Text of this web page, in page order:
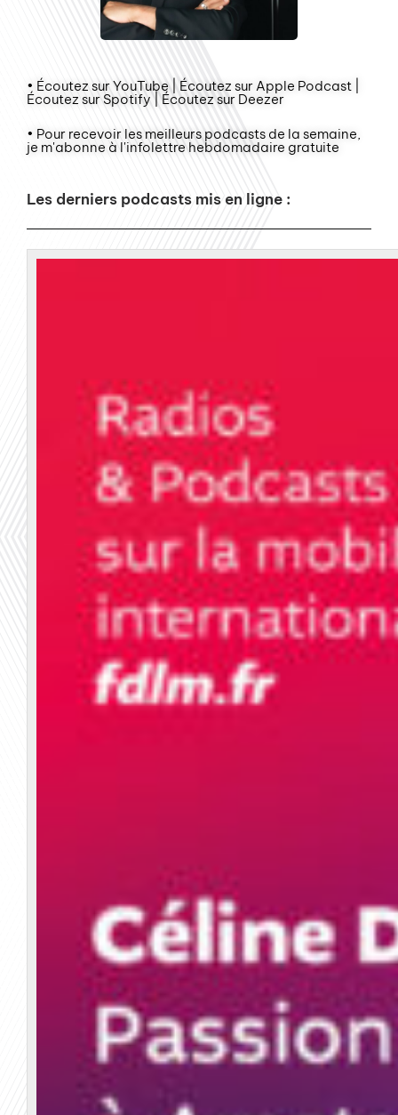
• Écoutez sur YouTube | Écoutez sur Apple Podcast |
Écoutez sur Spotify | Écoutez sur Deezer
• Pour recevoir les meilleurs podcasts de la semaine,
je m'abonne à l'infolettre hebdomadaire gratuite
Les derniers podcasts mis en ligne :